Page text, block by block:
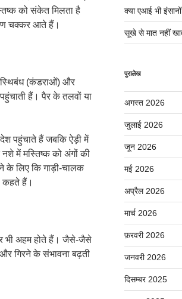
को संकेत मिलता है
चक्कर आते हैं।
(कंडराओं) और
हैं। पैर के तलवों या
पहुंचाते हैं जबकि ऐड़ी में
नशे में मस्तिष्क को अंगों की
के लिए कि गाड़ी-चालक
कहते हैं।
भी अहम होते हैं। जैसे-जैसे
गिरने के संभावना बढ़ती
क्या एआई भी इंसानों
सूखे से मात नहीं
पुरालेख
अगस्त 2026
जुलाई 2026
जून 2026
मई 2026
अप्रैल 2026
मार्च 2026
फ़रवरी 2026
जनवरी 2026
दिसम्बर 2025